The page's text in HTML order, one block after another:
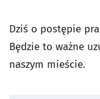
Dziś o postępie
Będzie to ważne
naszym mieście.